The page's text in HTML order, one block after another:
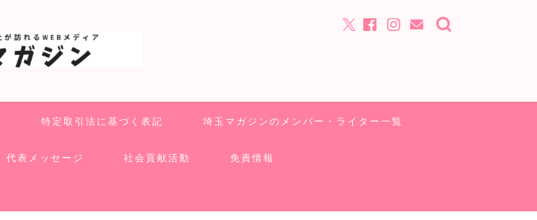
特定取引法に基づく表記 埼玉マガジンのメンバー・ライター一覧
代表メッセージ 社会貢献活動 免責情報